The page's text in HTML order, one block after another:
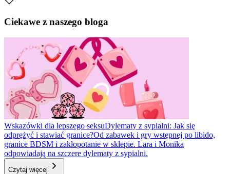
Ciekawe z naszego bloga
Wskazówki dla lepszego seksuDylematy z sypialni: Jak się
odprężyć i stawiać granice?Od zabawek i gry wstępnej po libido,
granice BDSM i zakłopotanie w sklepie. Lara i Monika
odpowiadają na szczere dylematy z sypialni.
Czytaj więcej